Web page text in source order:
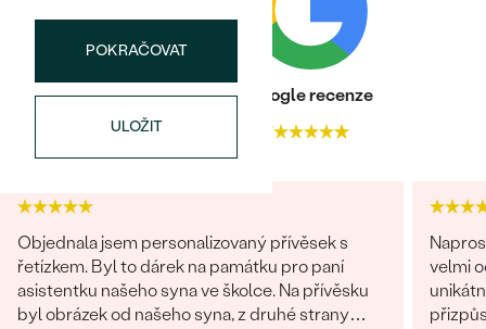
OBJEVIT
POKRAČOVAT
ULOŽIT
Heureka recenze
4.9
Google recenze
4.7
Objednala jsem personalizovaný přívěsek s
řetízkem. Byl to dárek na památku pro paní
asistentku našeho syna ve školce. Na přívěsku
byl obrázek od našeho syna, z druhé strany
velmi